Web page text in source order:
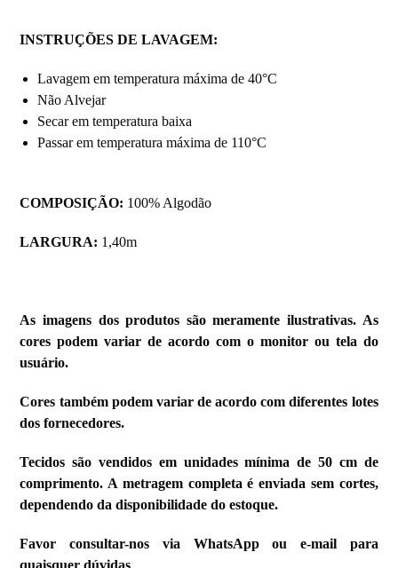
INSTRUÇÕES DE LAVAGEM:
Lavagem em temperatura máxima de 40°C
Não Alvejar
Secar em temperatura baixa
Passar em temperatura máxima de 110°C
COMPOSIÇÃO: 100% Algodão
LARGURA: 1,40m
As imagens dos produtos são meramente ilustrativas. As
cores podem variar de acordo com o monitor ou tela do
usuário.
Cores também podem variar de acordo com diferentes lotes
dos fornecedores.
Tecidos são vendidos em unidades mínima de 50 cm de
comprimento. A metragem completa é enviada sem cortes,
dependendo da disponibilidade do estoque.
Favor consultar-nos via WhatsApp ou e-mail para
quaisquer dúvidas